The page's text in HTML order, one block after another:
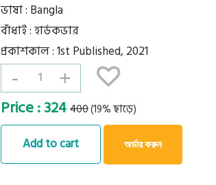
ভাষা : Bangla
বাঁধাই : হার্ডকভার
প্রকাশকাল : 1st Published, 2021
- +
Price : 324 400(19% ছাড়ে)
Add to cart অর্ডার করুন